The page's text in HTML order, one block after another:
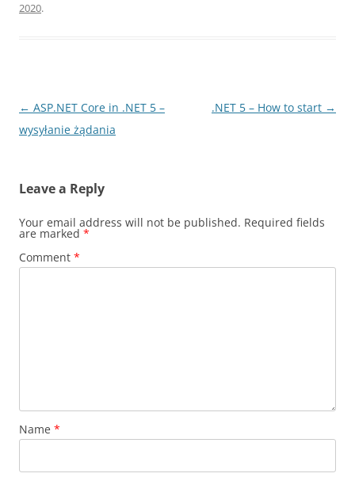
2020.
Post
navigation
← ASP.NET Core in .NET 5 –
wysyłanie żądania
.NET 5 – How to start →
Leave a Reply
Your email address will not be published. Required fields
are marked *
Comment *
Name *